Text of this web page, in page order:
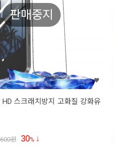
판매중지
스크래치방지 고화질 강화유
원 30%